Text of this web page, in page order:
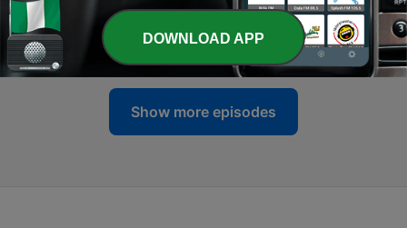
139 -
23 Jul 2021
Show more episodes
DOWNLOAD APP